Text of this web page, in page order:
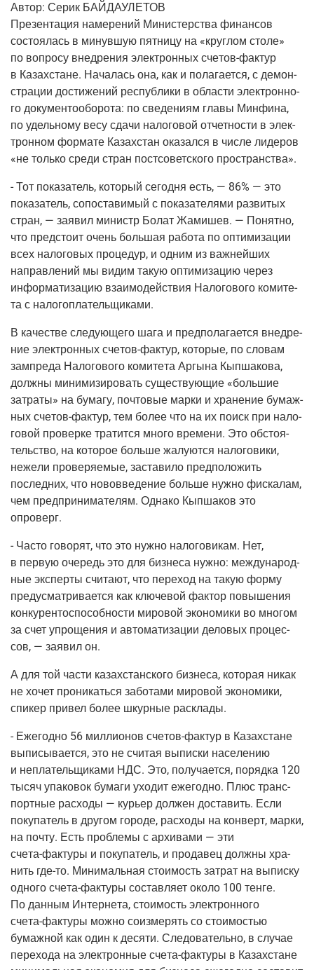
Автор: Серик БАЙДАУЛЕТОВ
Пре­зен­та­ция наме­ре­ний Мини­стер­ства финан­сов
состо­я­лась в минув­шую пят­ни­цу на «круг­лом сто­ле»
по вопро­су внед­ре­ния элек­трон­ных сче­тов-фак­тур
в Казах­стане. Нача­лась она, как и пола­га­ет­ся, с демон­
стра­ции дости­же­ний рес­пуб­ли­ки в обла­сти элек­трон­но­
го доку­мен­то­обо­ро­та: по све­де­ни­ям гла­вы Мин­фи­на,
по удель­но­му весу сда­чи нало­го­вой отчет­но­сти в элек­
трон­ном фор­ма­те Казах­стан ока­зал­ся в чис­ле лиде­ров
«не толь­ко сре­ди стран пост­со­вет­ско­го пространства».
- Тот пока­за­тель, кото­рый сего­дня есть, — 86% — это
пока­за­тель, сопо­ста­ви­мый с пока­за­те­ля­ми раз­ви­тых
стран, — заявил министр Болат Жами­шев. — Понят­но,
что пред­сто­ит очень боль­шая рабо­та по опти­ми­за­ции
всех нало­го­вых про­це­дур, и одним из важ­ней­ших
направ­ле­ний мы видим такую опти­ми­за­цию через
инфор­ма­ти­за­цию вза­и­мо­дей­ствия Нало­го­во­го коми­те­
та с налогоплательщиками.
В каче­стве сле­ду­ю­ще­го шага и пред­по­ла­га­ет­ся внед­ре­
ние элек­трон­ных сче­тов-фак­тур, кото­рые, по сло­вам
зам­пре­да Нало­го­во­го коми­те­та Аргы­на Кып­ша­ко­ва,
долж­ны мини­ми­зи­ро­вать суще­ству­ю­щие «боль­шие
затра­ты» на бума­гу, поч­то­вые мар­ки и хра­не­ние бумаж­
ных сче­тов-фак­тур, тем более что на их поиск при нало­
го­вой про­вер­ке тра­тит­ся мно­го вре­ме­ни. Это обсто­я­
тель­ство, на кото­рое боль­ше жалу­ют­ся нало­го­ви­ки,
неже­ли про­ве­ря­е­мые, заста­ви­ло пред­по­ло­жить
послед­них, что ново­вве­де­ние боль­ше нуж­но фис­ка­лам,
чем пред­при­ни­ма­те­лям. Одна­ко Кып­ша­ков это
опроверг.
- Часто гово­рят, что это нуж­но нало­го­ви­кам. Нет,
в первую оче­редь это для биз­не­са нуж­но: меж­ду­на­род­
ные экс­пер­ты счи­та­ют, что пере­ход на такую фор­му
преду­смат­ри­ва­ет­ся как клю­че­вой фак­тор повы­ше­ния
кон­ку­рен­то­спо­соб­но­сти миро­вой эко­но­ми­ки во мно­гом
за счет упро­ще­ния и авто­ма­ти­за­ции дело­вых про­цес­
сов, — заявил он.
А для той части казах­стан­ско­го биз­не­са, кото­рая никак
не хочет про­ни­кать­ся забо­та­ми миро­вой эко­но­ми­ки,
спи­кер при­вел более шкур­ные расклады.
- Еже­год­но 56 мил­ли­о­нов сче­тов-фак­тур в Казах­стане
выпи­сы­ва­ет­ся, это не счи­тая выпис­ки насе­ле­нию
и непла­тель­щи­ка­ми НДС. Это, полу­ча­ет­ся, поряд­ка 120
тысяч упа­ко­вок бума­ги ухо­дит еже­год­но. Плюс транс­
порт­ные рас­хо­ды — курьер дол­жен доста­вить. Если
поку­па­тель в дру­гом горо­де, рас­хо­ды на кон­верт, мар­ки,
на почту. Есть про­бле­мы с архи­ва­ми — эти
сче­та-фак­ту­ры и поку­па­тель, и про­да­вец долж­ны хра­
нить где-то. Мини­маль­ная сто­и­мость затрат на выпис­ку
одно­го сче­та-фак­ту­ры состав­ля­ет око­ло 100 тен­ге.
По дан­ным Интер­не­та, сто­и­мость элек­трон­но­го
сче­та-фак­ту­ры мож­но соиз­ме­рять со сто­и­мо­стью
бумаж­ной как один к деся­ти. Сле­до­ва­тель­но, в слу­чае
пере­хо­да на элек­трон­ные сче­та-фак­ту­ры в Казах­стане